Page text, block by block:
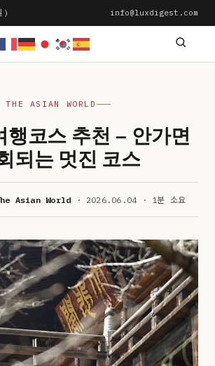
) info@luxdigest.com
THE ASIAN WORLD
행코스 추천 – 안가면
되는 멋진 코스
Asian World · 2026.06.04 · 1분 소요